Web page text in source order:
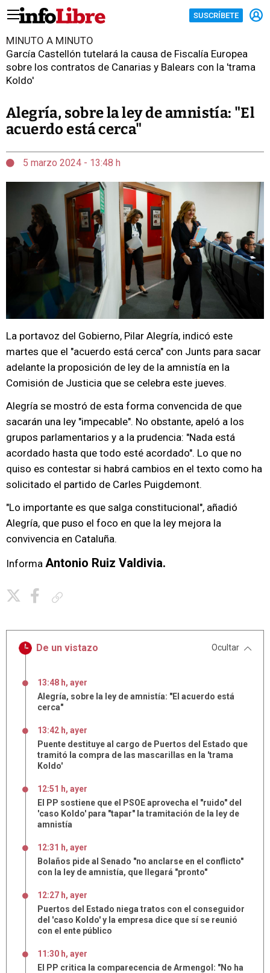
SUSCRÍBETE
MINUTO A MINUTO
García Castellón tutelará la causa de Fiscalía Europea
sobre los contratos de Canarias y Balears con la 'trama
Koldo'
Alegría, sobre la ley de amnistía: "El
acuerdo está cerca"
5 marzo 2024 - 13:48 h
La portavoz del Gobierno, Pilar Alegría, indicó este
martes que el "acuerdo está cerca" con Junts para sacar
adelante la proposición de ley de la amnistía en la
Comisión de Justicia que se celebra este jueves.
Alegría se mostró de esta forma convencida de que
sacarán una ley "impecable". No obstante, apeló a los
grupos parlamentarios y a la prudencia: "Nada está
acordado hasta que todo esté acordado". Lo que no
quiso es contestar si habrá cambios en el texto como ha
solicitado el partido de Carles Puigdemont.
"Lo importante es que salga constitucional", añadió
Alegría, que puso el foco en que la ley mejora la
convivencia en Cataluña.
Informa Antonio Ruiz Valdivia.
De un vistazo Ocultar
13:48 h, ayer
Alegría, sobre la ley de amnistía: "El acuerdo está
cerca"
13:42 h, ayer
Puente destituye al cargo de Puertos del Estado que
tramitó la compra de las mascarillas en la 'trama
Koldo'
12:51 h, ayer
El PP sostiene que el PSOE aprovecha el "ruido" del
'caso Koldo' para "tapar" la tramitación de la ley de
amnistía
12:31 h, ayer
Bolaños pide al Senado "no anclarse en el conflicto"
con la ley de amnistía, que llegará "pronto"
12:27 h, ayer
Puertos del Estado niega tratos con el conseguidor
del 'caso Koldo' y la empresa dice que sí se reunió
con el ente público
11:30 h, ayer
El PP critica la comparecencia de Armengol: "No ha